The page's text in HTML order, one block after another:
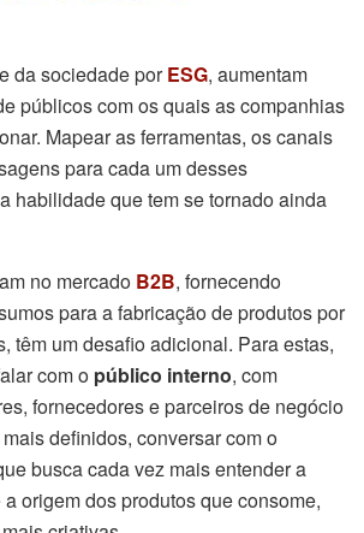
da sociedade porESG, aumentam
públicos com os quais as companhias
Mapear as ferramentas, os canais
para cada um desses
habilidade que tem se tornado ainda
no mercado B2B, fornecendo
para a fabricação de produtos por
têm um desafio adicional. Para estas,
com o público interno, com
fornecedores e parceiros de negócio
definidos, conversar com o
busca cada vez mais entender a
origem dos produtos que consome,